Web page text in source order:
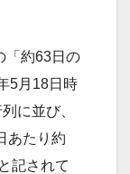
「約63日の
5月18日時
に並び、
あたり約
記されて